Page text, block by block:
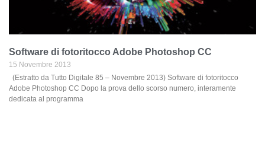
Software di fotoritocco Adobe Photoshop CC
15 Novembre 2013
(Estratto da Tutto Digitale 85 – Novembre 2013) Software di fotoritocco
Adobe Photoshop CC Dopo la prova dello scorso numero, interamente
dedicata al programma